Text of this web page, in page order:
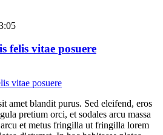
felis vitae posuere
amet blandit purus. Sed eleifend, eros
pretium orci, et sodales arcu massa
et metus fringilla ut fringilla lorem